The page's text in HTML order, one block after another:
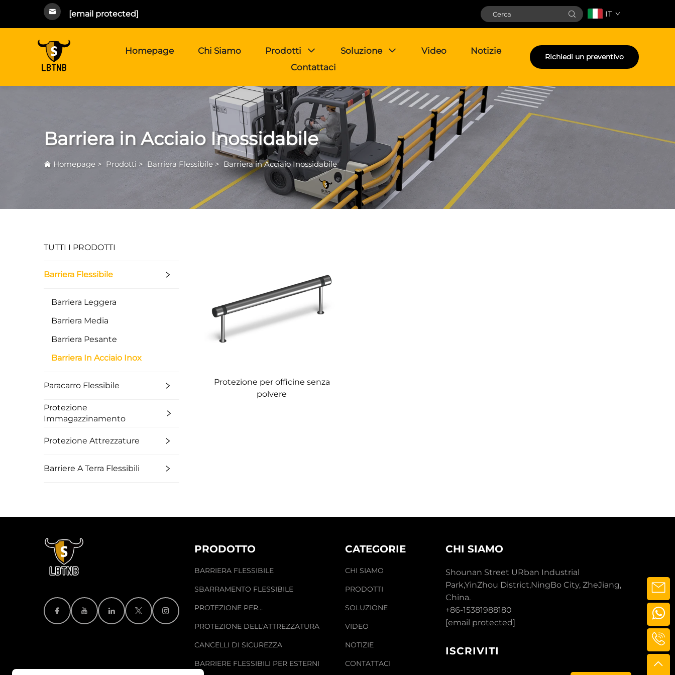
[email protected] IT
Homepage Chi Siamo Prodotti Soluzione Video
Notizie
Contattaci
Richiedi un preventivo
Barriera in Acciaio Inossidabile
Homepage > Prodotti > Barriera Flessibile > Barriera in Acciaio Inossidabile
TUTTI I PRODOTTI
Barriera Flessibile
Barriera Leggera
Barriera Media
Barriera Pesante
Barriera In Acciaio Inox
Paracarro Flessibile
Protezione
Immagazzinamento
Protezione Attrezzature
Barriere A Terra Flessibili
Protezione per officine senza
polvere
PRODOTTO
BARRIERA FLESSIBILE
SBARRAMENTO FLESSIBILE
PROTEZIONE PER
PROTEZIONE DELL'ATTREZZATURA
CANCELLI DI SICUREZZA
BARRIERE FLESSIBILI PER ESTERNI
CATEGORIE
CHI SIAMO
PRODOTTI
SOLUZIONE
VIDEO
NOTIZIE
CONTATTACI
CHI SIAMO
Shounan Street URban Industrial
Park,YinZhou District,NingBo City, ZheJiang,
China.
+86-15381988180
[email protected]
ISCRIVITI